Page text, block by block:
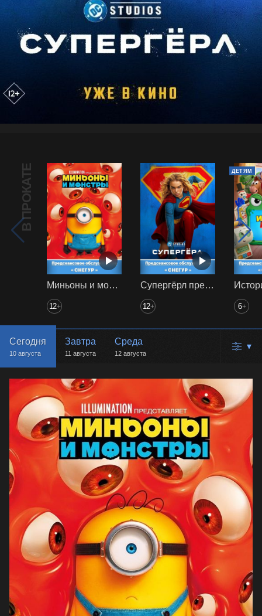
В ПРОКАТЕ
Миньоны и монстры предс. обсл. Снегур
12+
Супергёрл предс. обсл. Снегур
12+
ДЕТЯМ
6+
Сегодня
10 августа
Завтра
11 августа
Среда
12 августа
▾